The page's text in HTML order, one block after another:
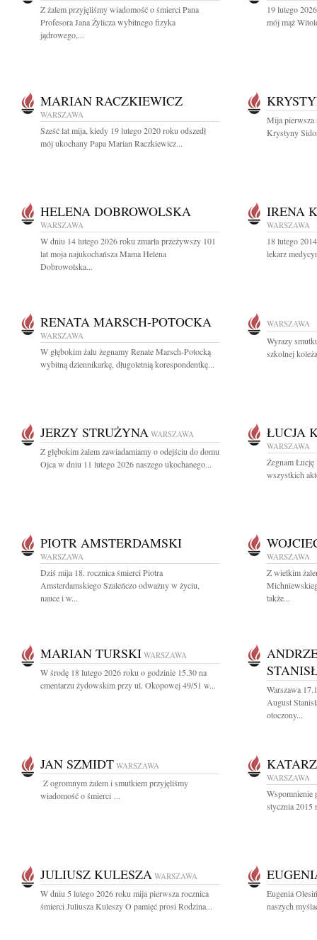
Z żalem przyjęliśmy wiadomość o śmierci Pana
Profesora Jana Żylicza wybitnego fizyka
jądrowego,...
19 lutego
mój mąż
MARIAN RACZKIEWICZ
WARSZAWA
Sześć lat mija, kiedy 19 lutego 2020 roku odszedł
mój ukochany Papa Marian Raczkiewicz...
Mija pierwsza
Krystyny
HELENA DOBROWOLSKA
WARSZAWA
W dniu 14 lutego 2026 roku zmarła przeżywszy 101
lat moja najukochańsza Mama Helena
Dobrowolska...
IRENA
WARSZAWA
18 lutego
lekarz
RENATA MARSCH-POTOCKA
WARSZAWA
W głębokim żalu żegnamy Renate Marsch-Potocką
wybitną dziennikarkę, długoletnią korespondentkę...
WARSZAWA
Wyrazy
szkolnej
JERZY STRUŻYNA WARSZAWA
Z głębokim żalem zawiadamiamy o odejściu do domu
Ojca w dniu 11 lutego 2026 naszego ukochanego...
ŁUCJA
WARSZAWA
Żegnam
wszystkich
PIOTR AMSTERDAMSKI
WARSZAWA
Dziś mija 18. rocznica śmierci Piotra
Amsterdamskiego Szaleńczo odważny w życiu,
nauce i w...
WARSZAWA
Z wielkim
także...
MARIAN TURSKI WARSZAWA
W środę 18 lutego 2026 roku o godzinie 15.30 na
cmentarzu żydowskim przy ul. Okopowej 49/51 w...
Warszawa
August
otoczony...
JAN SZMIDT WARSZAWA
Z ogromnym żalem i smutkiem przyjęliśmy
wiadomość o śmierci ...
WARSZAWA
Wspomnienie
stycznia 2015
JULIUSZ KULESZA WARSZAWA
W dniu 5 lutego 2026 roku mija pierwsza rocznica
śmierci Juliusza Kuleszy O pamięć prosi Rodzina...
Eugenia
naszych